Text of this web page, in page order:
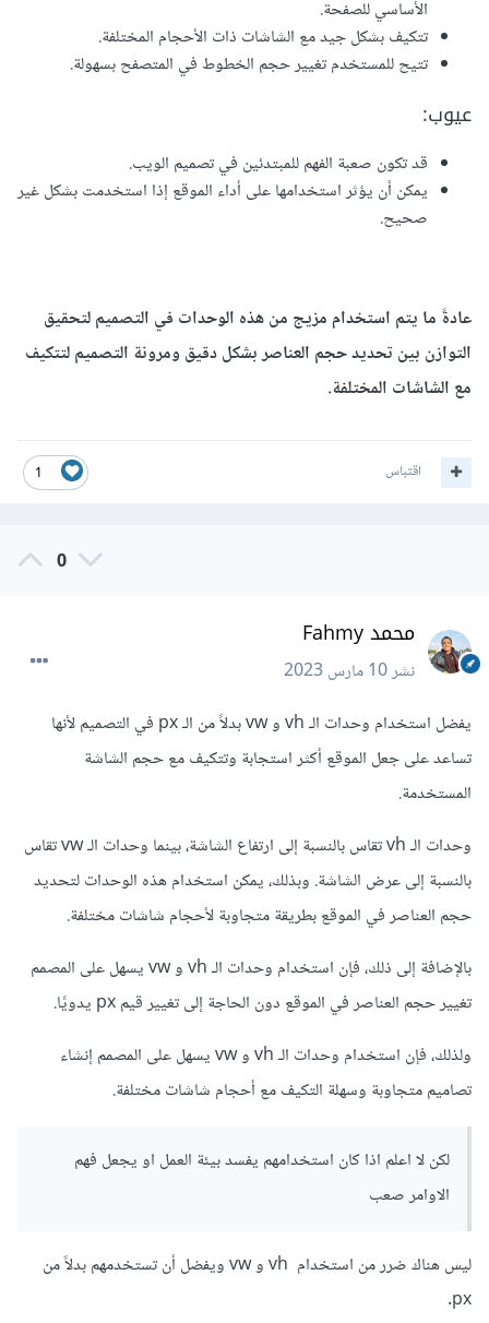
الأساسي للصفحة.
تتكيف بشكل جيد مع الشاشات ذات الأحجام المختلفة.
تتيح للمستخدم تغيير حجم الخطوط في المتصفح بسهولة.
عيوب:
قد تكون صعبة الفهم للمبتدئين في تصميم الويب.
يمكن أن يؤثر استخدامها على أداء الموقع إذا استخدمت بشكل غير
صحيح.
عادةً ما يتم استخدام مزيج من هذه الوحدات في التصميم لتحقيق
التوازن بين تحديد حجم العناصر بشكل دقيق ومرونة التصميم لتتكيف
مع الشاشات المختلفة.
1 اقتباس
0
محمد Fahmy
نشر10 مارس 2023
يفضل استخدام وحدات الـ vh و vw بدلاً من الـ px في التصميم لأنها
تساعد على جعل الموقع أكثر استجابة وتتكيف مع حجم الشاشة
المستخدمة.
وحدات الـ vh تقاس بالنسبة إلى ارتفاع الشاشة، بينما وحدات الـ vw تقاس
بالنسبة إلى عرض الشاشة. وبذلك، يمكن استخدام هذه الوحدات لتحديد
حجم العناصر في الموقع بطريقة متجاوبة لأحجام شاشات مختلفة.
بالإضافة إلى ذلك، فإن استخدام وحدات الـ vh و vw يسهل على المصمم
تغيير حجم العناصر في الموقع دون الحاجة إلى تغيير قيم px يدويًا.
ولذلك، فإن استخدام وحدات الـ vh و vw يسهل على المصمم إنشاء
تصاميم متجاوبة وسهلة التكيف مع أحجام شاشات مختلفة.
لكن لا اعلم اذا كان استخدامهم يفسد بيئة العمل او يجعل فهم
الاوامر صعب
ليس هناك ضرر من استخدام vh و vw ويفضل أن تستخدمهم بدلاً من
px.